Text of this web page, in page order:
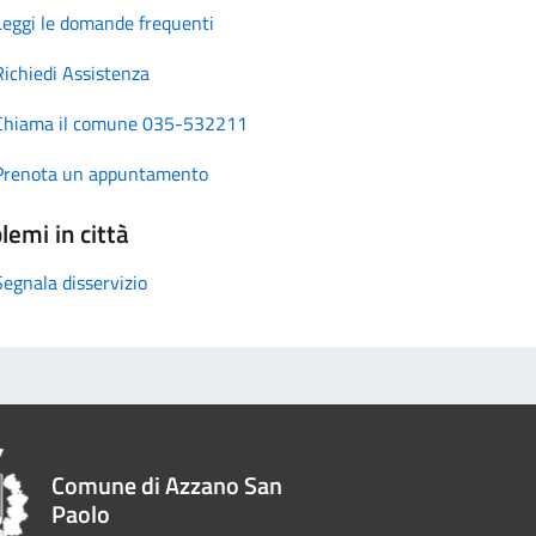
le domande frequenti
Assistenza
il comune 035-532211
un appuntamento
in città
disservizio
Comune di Azzano San
Paolo